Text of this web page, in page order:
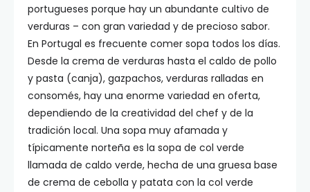
portugueses porque hay un abundante cultivo de
verduras – con gran variedad y de precioso sabor.
En Portugal es frecuente comer sopa todos los días.
Desde la crema de verduras hasta el caldo de pollo
y pasta (canja), gazpachos, verduras ralladas en
consomés, hay una enorme variedad en oferta,
dependiendo de la creatividad del chef y de la
tradición local. Una sopa muy afamada y
típicamente norteña es la sopa de col verde
llamada de caldo verde, hecha de una gruesa base
de crema de cebolla y patata con la col verde